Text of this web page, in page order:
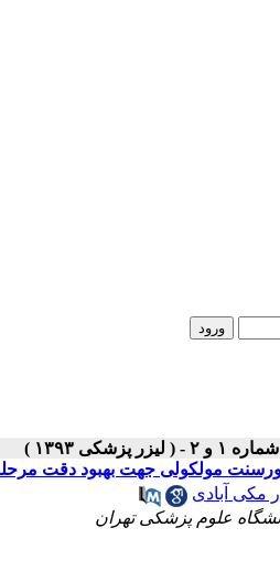
مولکولی جهت بهبود دقت
مکی آبادی
علوم پزشکی تهران